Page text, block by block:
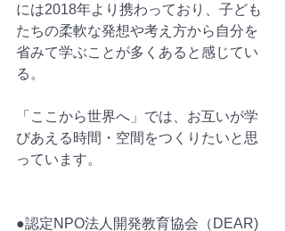
には2018年より携わっており、子ども
たちの柔軟な発想や考え方から自分を
省みて学ぶことが多くあると感じてい
る。
「ここから世界へ」では、お互いが学
びあえる時間・空間をつくりたいと思
っています。
●認定NPO法人開発教育協会（DEAR)